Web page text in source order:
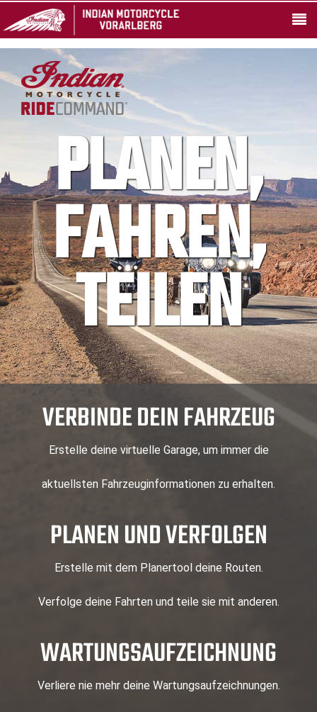
PLANEN,
FAHREN,
TEILEN
VERBINDE DEIN FAHRZEUG
Erstelle deine virtuelle Garage, um immer die
aktuellsten Fahrzeuginformationen zu erhalten.
PLANEN UND VERFOLGEN
Erstelle mit dem Planertool deine Routen.
Verfolge deine Fahrten und teile sie mit anderen.
WARTUNGSAUFZEICHNUNG
Verliere nie mehr deine Wartungsaufzeichnungen.